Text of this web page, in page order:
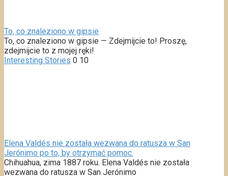
To, co znaleziono w gipsie
To, co znaleziono w gipsie — Zdejmijcie to! Proszę,
zdejmijcie to z mojej ręki!
Interesting Stories 0 10
Elena Valdés nie została wezwana do ratusza w San
Jerónimo po to, by otrzymać pomoc.
Chihuahua, zima 1887 roku. Elena Valdés nie została
wezwana do ratusza w San Jerónimo